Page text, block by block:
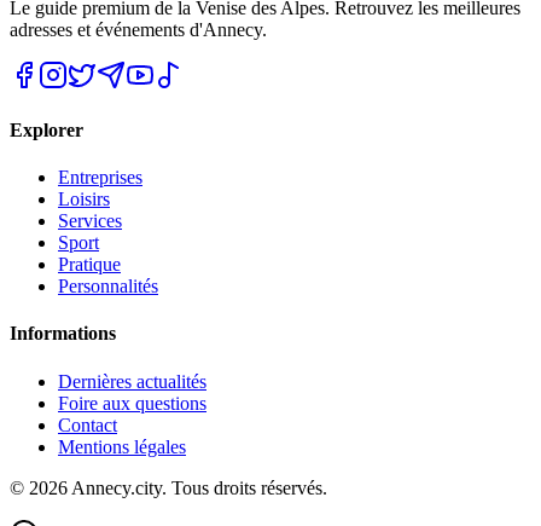
Le guide premium de la Venise des Alpes. Retrouvez les meilleures
adresses et événements d'Annecy.
Explorer
Entreprises
Loisirs
Services
Sport
Pratique
Personnalités
Informations
Dernières actualités
Foire aux questions
Contact
Mentions légales
© 2026 Annecy.city. Tous droits réservés.